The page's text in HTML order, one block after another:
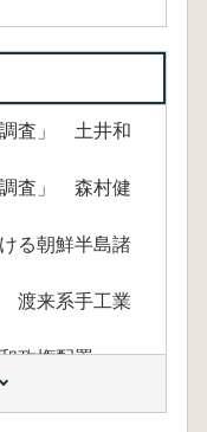
査」 土井和
査」 森村健
朝鮮半島諸
来系手工業
政権配置」
王墓築造開始